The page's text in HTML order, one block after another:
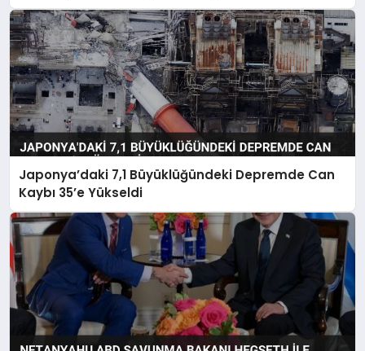
Japonya’daki 7,1 Büyüklüğündeki Depremde Can
Kaybı 35’e Yükseldi